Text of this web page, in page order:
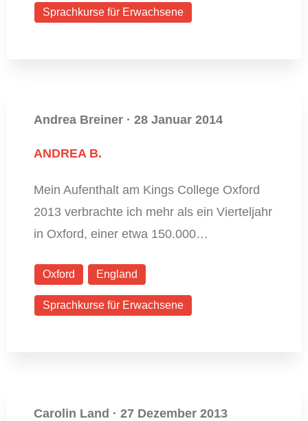
Sprachkurse für Erwachsene
Andrea Breiner · 28 Januar 2014
ANDREA B.
Mein Aufenthalt am Kings College Oxford
2013 verbrachte ich mehr als ein Vierteljahr
in Oxford, einer etwa 150.000…
Oxford England
Sprachkurse für Erwachsene
Carolin Land · 27 Dezember 2013